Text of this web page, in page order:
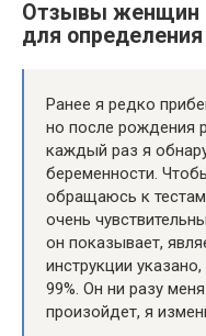
Отзывы женщин
для
Ранее я редко
но после рождения
каждый раз я
беременности.
обращаюсь к
очень
он показывает,
инструкции
99%. Он ни разу
произойдет, я